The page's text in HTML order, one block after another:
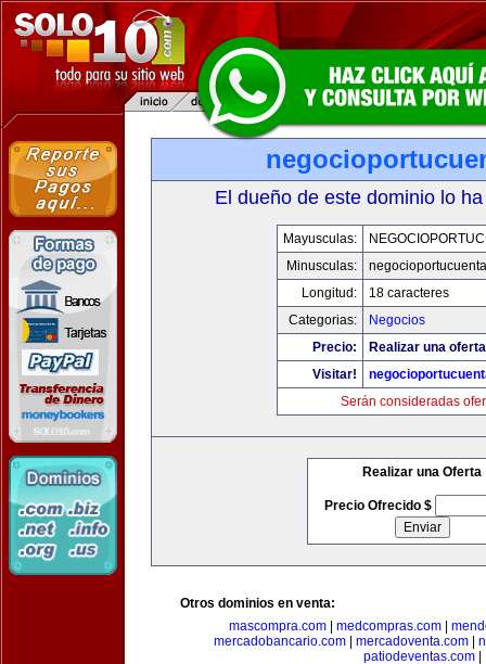
El dueño de este dominio lo
Mayusculas:
Minusculas:
Longitud:
18 caracteres
Categorias:
Negocios
Precio:
Realizar una
Visitar!
Serán consideradas
Realizar una Oferta
Precio Ofrecido $
Otros dominios en venta:
mascompra.com| medcompras.com|
mercadobancario.com| mercadoventa.com|
patiodeventas.com|